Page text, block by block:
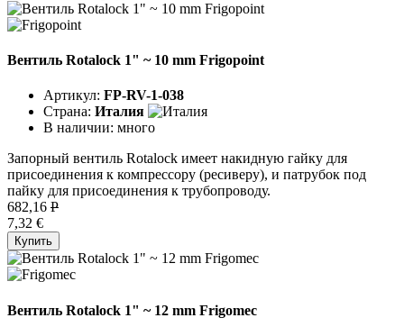
Вентиль Rotalock 1" ~ 10 mm Frigopoint
Артикул: FP-RV-1-038
Страна: Италия
В наличии: много
Запорный вентиль Rotalock имеет накидную гайку для
присоединения к компрессору (ресиверу), и патрубок под
пайку для присоединения к трубопроводу.
682,16 P
7,32 €
Купить
Вентиль Rotalock 1" ~ 12 mm Frigomec